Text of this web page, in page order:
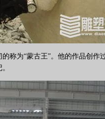
称为“蒙古王”。他的作品创作